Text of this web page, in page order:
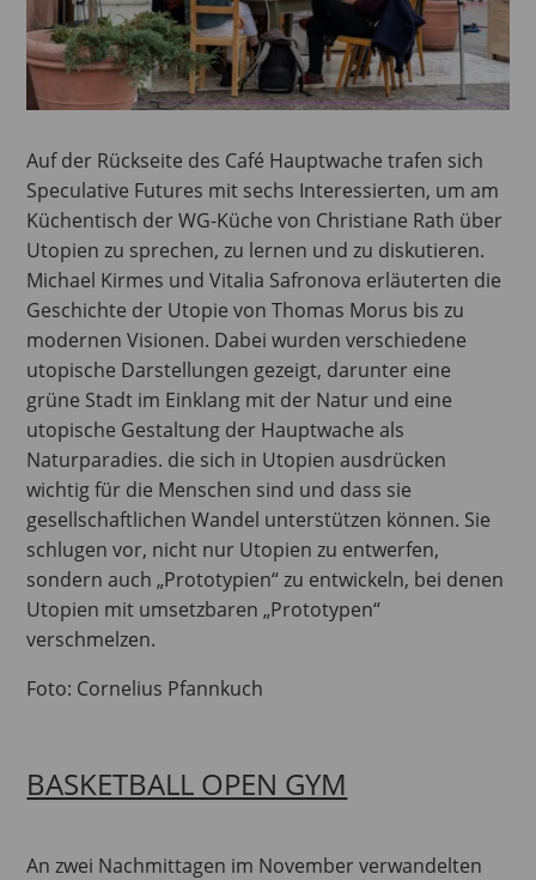
Auf der Rückseite des Café Hauptwache trafen sich
Speculative Futures mit sechs Interessierten, um am
Küchentisch der WG-Küche von Christiane Rath über
Utopien zu sprechen, zu lernen und zu diskutieren.
Michael Kirmes und Vitalia Safronova erläuterten die
Geschichte der Utopie von Thomas Morus bis zu
modernen Visionen. Dabei wurden verschiedene
utopische Darstellungen gezeigt, darunter eine
grüne Stadt im Einklang mit der Natur und eine
utopische Gestaltung der Hauptwache als
Naturparadies. die sich in Utopien ausdrücken
wichtig für die Menschen sind und dass sie
gesellschaftlichen Wandel unterstützen können. Sie
schlugen vor, nicht nur Utopien zu entwerfen,
sondern auch „Prototypien“ zu entwickeln, bei denen
Utopien mit umsetzbaren „Prototypen“
verschmelzen.
Foto: Cornelius Pfannkuch
BASKETBALL OPEN GYM
An zwei Nachmittagen im November verwandelten